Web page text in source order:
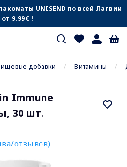
UNISEND по всей Латвии
от 9.99€ !
добавки Витамины
Immune
30 шт.
отзывов)